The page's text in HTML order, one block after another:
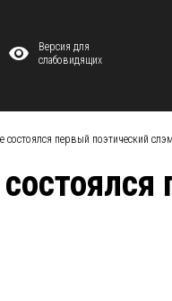
Версия для
слабовидящих
состоялся первый поэтический